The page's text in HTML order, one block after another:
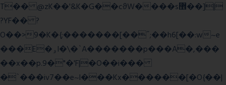
T�� @zK��'&K�G��cϑW����s޾��]|
?YF�� ?
O��>9�K�{;�������[��˝;��h6[��:w~e
���E�ۅl�\�`A�������p���A�,���
��x��p.9�"�'F|�O��i���
�`���iv7��e~l���Kx������[�O{��|